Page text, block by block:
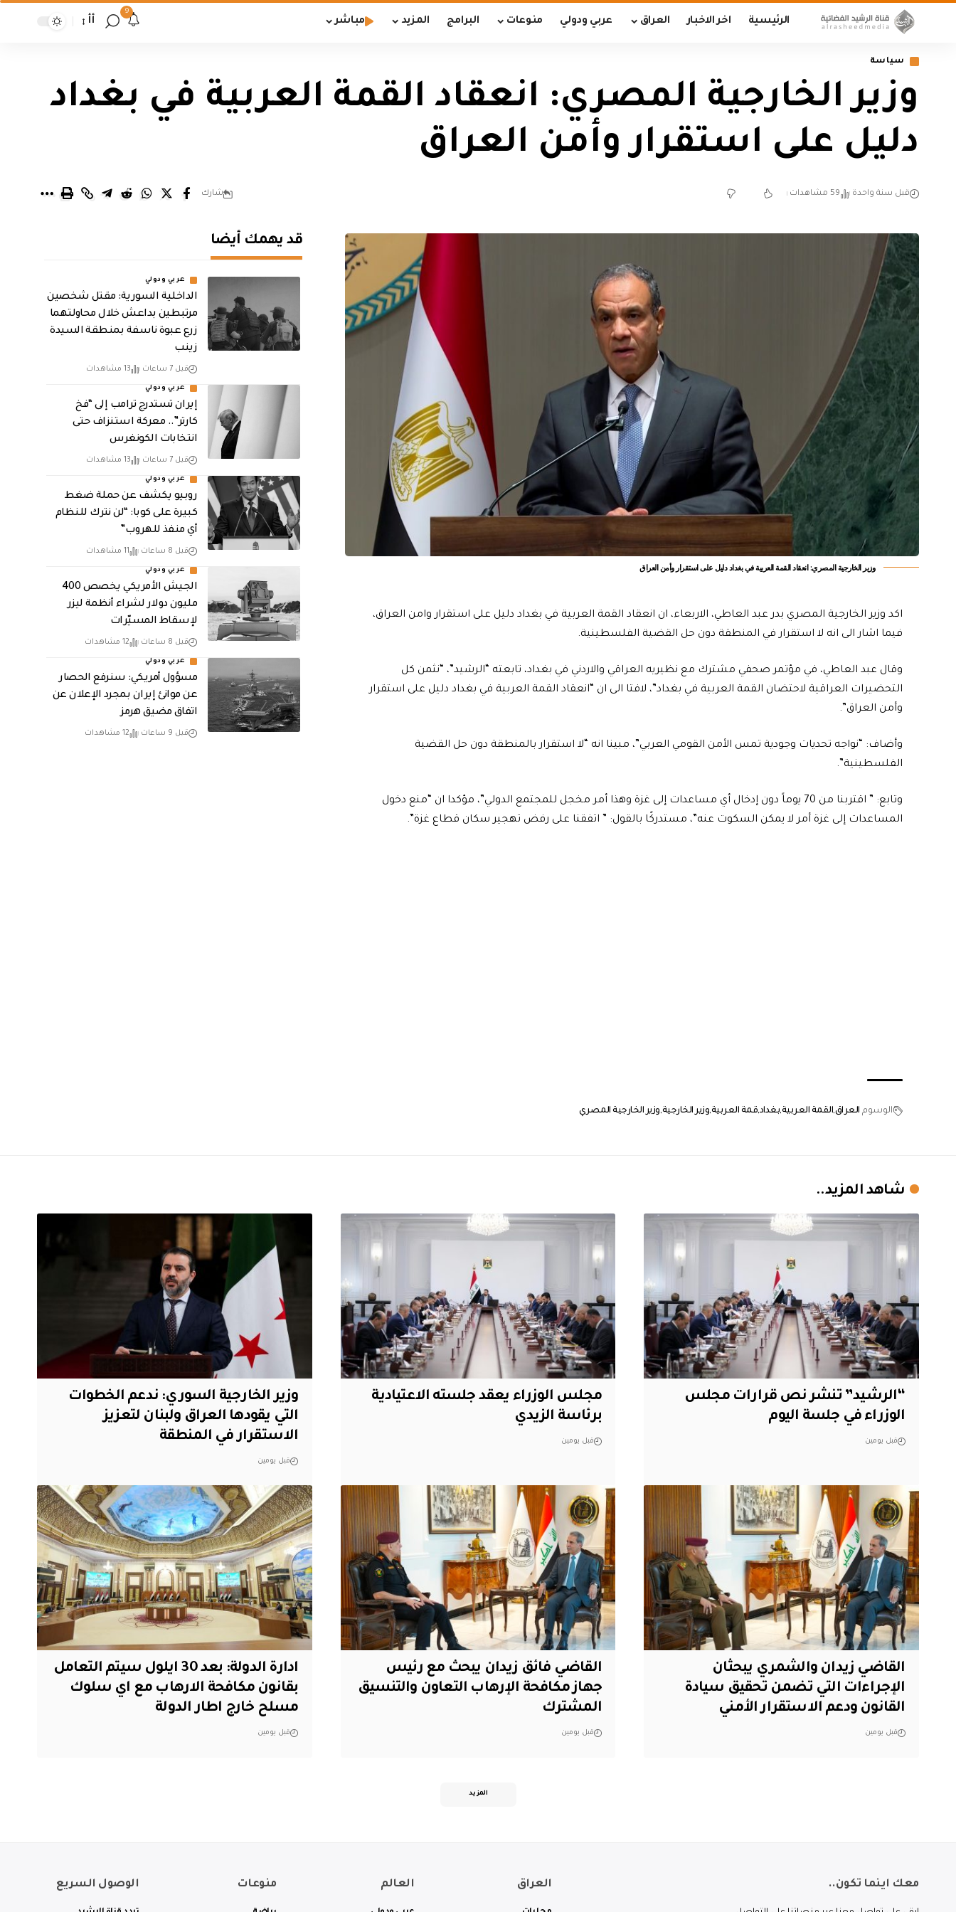
الرئيسية اخر الاخبار العراق عربي ودولي منوعات البرامج المزيد مباشر
9
أأ
سياسة
وزير الخارجية المصري: انعقاد القمة العربية في بغداد
دليل على استقرار وأمن العراق
قبل سنة واحدة 59 مشاهدات شارك
وزير الخارجية المصري: انعقاد القمة العربية في بغداد دليل على استقرار وأمن العراق
اكد وزير الخارجية المصري بدر عبد العاطي، الاربعاء، ان انعقاد القمة العربية في بغداد دليل على استقرار وامن العراق،
فيما اشار الى انه لا استقرار في المنطقة دون حل القضية الفلسطينية.
وقال عبد العاطي، في مؤتمر صحفي مشترك مع نظيريه العراقي والاردني في بغداد، تابعته “الرشيد”، “نثمن كل
التحضيرات العراقية لاحتضان القمة العربية في بغداد”، لافتا الى ان “انعقاد القمة العربية في بغداد دليل على استقرار
وأمن العراق”.
وأضاف: “نواجه تحديات وجودية تمس الأمن القومي العربي”، مبينا انه “لا استقرار بالمنطقة دون حل القضية
الفلسطينية”.
وتابع: ” اقتربنا من 70 يوماً دون إدخال أي مساعدات إلى غزة وهذا أمر مخجل للمجتمع الدولي”، مؤكدا ان “منع دخول
المساعدات إلى غزة أمر لا يمكن السكوت عنه”، مستدركًا بالقول: ” اتفقنا على رفض تهجير سكان قطاع غزة”.
الوسوم العراق القمة العربية بغداد قمة العربية وزير الخارجية وزير الخارجية المصري
قد يهمك أيضا
عربي ودولي
الداخلية السورية: مقتل شخصين
مرتبطين بداعش خلال محاولتهما
زرع عبوة ناسفة بمنطقة السيدة
زينب
قبل 7 ساعات 13 مشاهدات
عربي ودولي
إيران تستدرج ترامب إلى “فخ
كارتر”.. معركة استنزاف حتى
انتخابات الكونغرس
قبل 7 ساعات 13 مشاهدات
عربي ودولي
روبيو يكشف عن حملة ضغط
كبيرة على كوبا: “لن نترك للنظام
أي منفذ للهروب”
قبل 8 ساعات 11 مشاهدات
عربي ودولي
الجيش الأمريكي يخصص 400
مليون دولار لشراء أنظمة ليزر
لإسقاط المسيّرات
قبل 8 ساعات 12 مشاهدات
عربي ودولي
مسؤول أمريكي: سنرفع الحصار
عن موانئ إيران بمجرد الإعلان عن
اتفاق مضيق هرمز
قبل 9 ساعات 12 مشاهدات
شاهد المزيد..
“الرشيد” تنشر نص قرارات مجلس
الوزراء في جلسة اليوم
قبل يومين
مجلس الوزراء يعقد جلسته الاعتيادية
برئاسة الزيدي
قبل يومين
وزير الخارجية السوري: ندعم الخطوات
التي يقودها العراق ولبنان لتعزيز
الاستقرار في المنطقة
قبل يومين
القاضي زيدان والشمري يبحثان
الإجراءات التي تضمن تحقيق سيادة
القانون ودعم الاستقرار الأمني
قبل يومين
القاضي فائق زيدان يبحث مع رئيس
جهاز مكافحة الإرهاب التعاون والتنسيق
المشترك
قبل يومين
ادارة الدولة: بعد 30 ايلول سيتم التعامل
بقانون مكافحة الارهاب مع اي سلوك
مسلح خارج اطار الدولة
قبل يومين
المزيد
معك اينما تكون.. العراق العالم منوعات الوصول السريع